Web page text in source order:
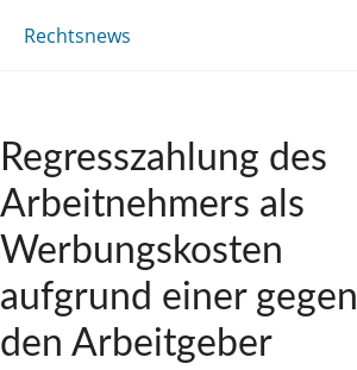
Rechtsnews
Regresszahlung des
Arbeitnehmers als
Werbungskosten
aufgrund einer gegen
den Arbeitgeber